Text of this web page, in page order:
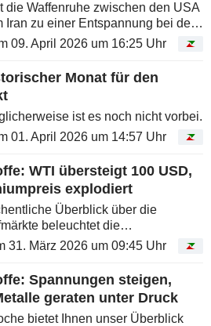
die Waffenruhe zwischen den USA
Iran zu einer Entspannung bei den
geführt, doch der Weg zurück zu
Versorgung dürfte lang
09. April 2026 um 16:25 Uhr
Monat für den
ist es noch nicht vorbei.
01. April 2026 um 14:57 Uhr
WTI übersteigt 100 USD,
explodiert
Überblick über die
beleuchtet die
bei Energie, Metallen und
besser einzuordnen. Der
Nahen...
31. März 2026 um 09:45 Uhr
Spannungen steigen,
geraten unter Druck
bietet Ihnen unser Überblick